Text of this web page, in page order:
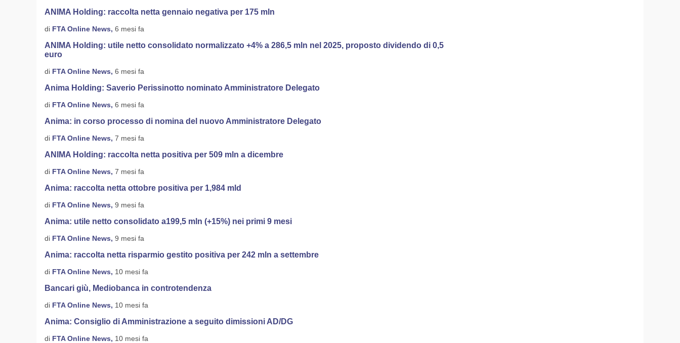
ANIMA Holding: raccolta netta gennaio negativa per 175 mln
di FTA Online News, 6 mesi fa
ANIMA Holding: utile netto consolidato normalizzato +4% a 286,5 mln nel 2025, proposto dividendo di 0,5
euro
di FTA Online News, 6 mesi fa
Anima Holding: Saverio Perissinotto nominato Amministratore Delegato
di FTA Online News, 6 mesi fa
Anima: in corso processo di nomina del nuovo Amministratore Delegato
di FTA Online News, 7 mesi fa
ANIMA Holding: raccolta netta positiva per 509 mln a dicembre
di FTA Online News, 7 mesi fa
Anima: raccolta netta ottobre positiva per 1,984 mld
di FTA Online News, 9 mesi fa
Anima: utile netto consolidato a199,5 mln (+15%) nei primi 9 mesi
di FTA Online News, 9 mesi fa
Anima: raccolta netta risparmio gestito positiva per 242 mln a settembre
di FTA Online News, 10 mesi fa
Bancari giù, Mediobanca in controtendenza
di FTA Online News, 10 mesi fa
Anima: Consiglio di Amministrazione a seguito dimissioni AD/DG
di FTA Online News, 10 mesi fa